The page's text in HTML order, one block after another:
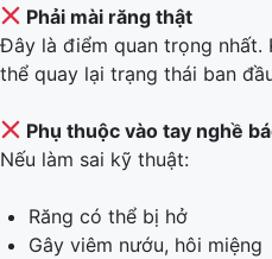
Phải mài răng thật
Đây là điểm quan trọng nhất.
thể quay lại trạng thái ban
Phụ thuộc vào tay nghề
Nếu làm sai kỹ thuật:
Răng có thể bị hở
Gây viêm nướu, hôi miệng